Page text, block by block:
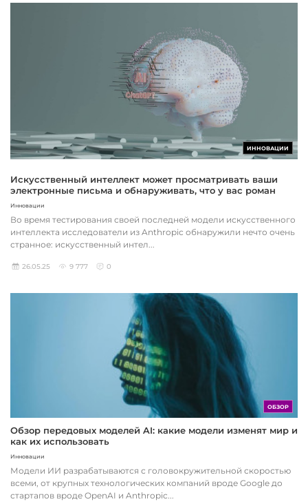
ИННОВАЦИИ
Искусственный интеллект может просматривать ваши
электронные письма и обнаруживать, что у вас роман
Инновации
Во время тестирования своей последней модели искусственного
интеллекта исследователи из Anthropic обнаружили нечто очень
странное: искусственный интел...
26.05.25 9 777 0
ОБЗОР
Обзор передовых моделей AI: какие модели изменят мир и
как их использовать
Инновации
Модели ИИ разрабатываются с головокружительной скоростью
всеми, от крупных технологических компаний вроде Google до
стартапов вроде OpenAI и Anthropic...